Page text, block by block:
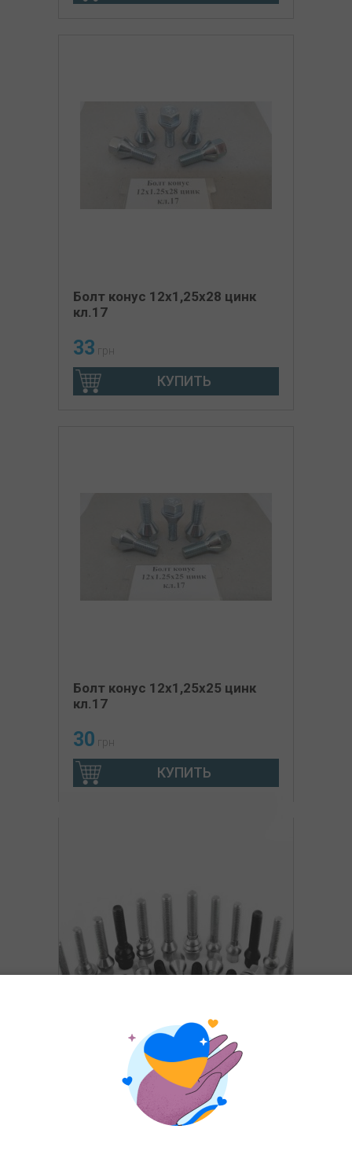
Болт конус 12х1,25х28 цинк
кл.17
33 грн
КУПИТЬ
Болт конус 12х1,25х25 цинк
кл.17
30 грн
КУПИТЬ
Болт з шайбою 12х1,25х55
кл.17 Peugeot ELLIS